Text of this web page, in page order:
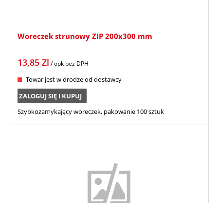
Woreczek strunowy ZIP 200x300 mm
13,85 Zl / opk bez DPH
Towar jest w drodze od dostawcy
ZALOGUJ SIĘ I KUPUJ
Szybkozamykający woreczek, pakowanie 100 sztuk